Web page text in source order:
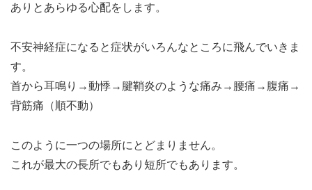
ありとあらゆる心配をします。
不安神経症になると症状がいろんなところに飛んでいきま
す。
首から耳鳴り→動悸→腱鞘炎のような痛み→腰痛→腹痛→
背筋痛（順不動）
このように一つの場所にとどまりません。
これが最大の長所でもあり短所でもあります。